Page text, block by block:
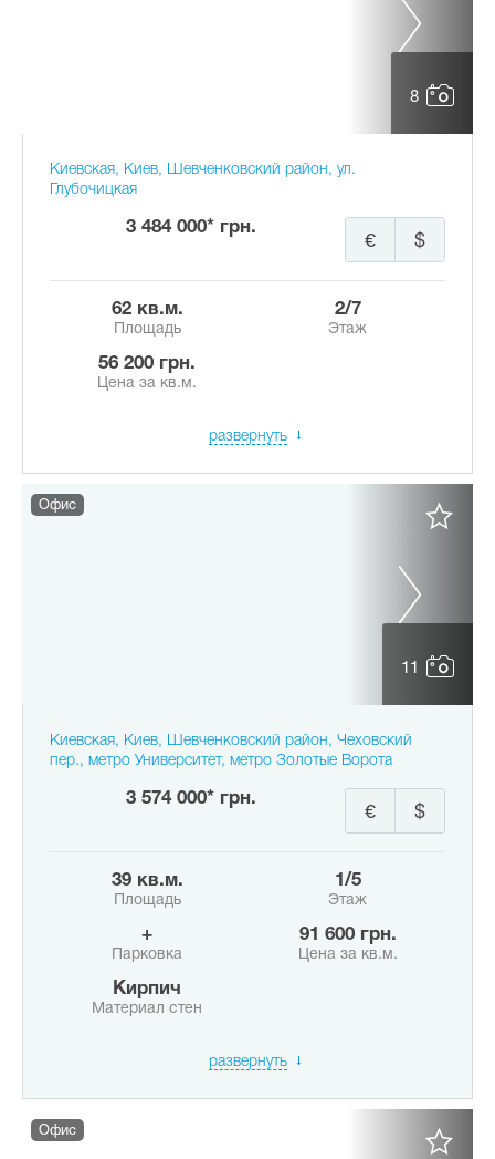
8
Киевская, Киев, Шевченковский район, ул.
Глубочицкая
3 484 000* грн.
$
€
62 кв.м.
Площадь
2/7
Этаж
56 200 грн.
Цена за кв.м.
развернуть
11
Офис
Киевская, Киев, Шевченковский район, Чеховский
пер., метро Университет, метро Золотые Ворота
3 574 000* грн.
$
€
39 кв.м.
Площадь
1/5
Этаж
+
Парковка
91 600 грн.
Цена за кв.м.
Кирпич
Материал стен
развернуть
Офис